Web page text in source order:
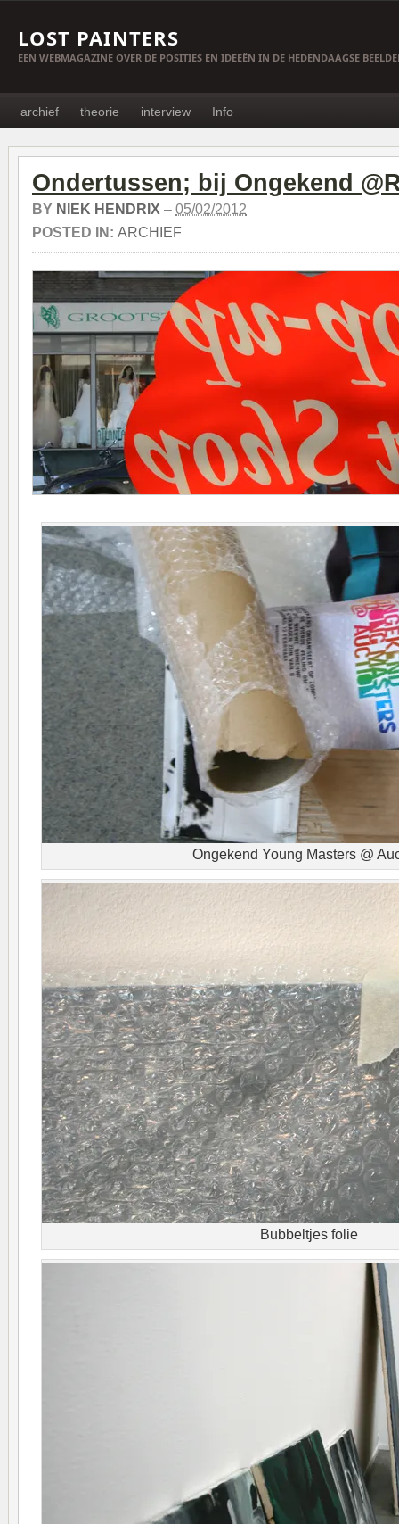
LOST PAINTERS
EEN WEBMAGAZINE OVER DE POSITIES EN IDEEËN IN DE HEDENDAAGSE
archief theorie interview Info
Ondertussen; bij Ongekend
BY NIEK HENDRIX – 05/02/2012
POSTED IN: ARCHIEF
Ongekend Young Masters @
Bubbeltjes folie